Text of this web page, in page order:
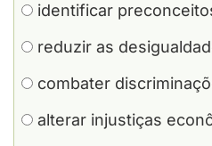
identificar
reduzir as
combater
alterar injustiças